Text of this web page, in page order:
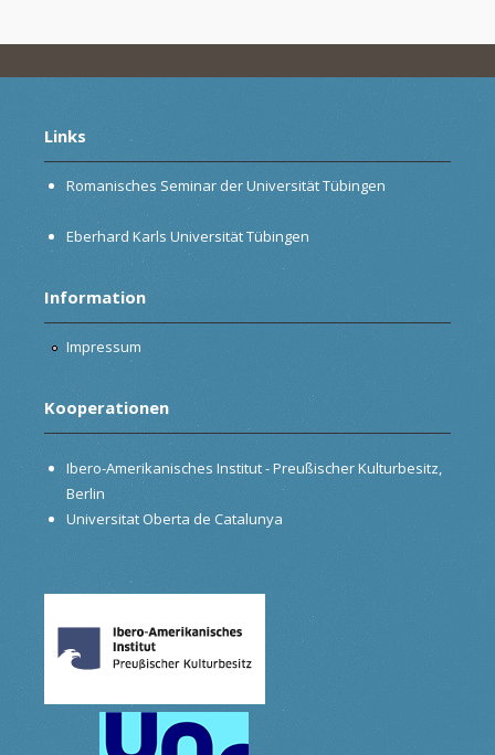
Links
Romanisches Seminar der Universität Tübingen
Eberhard Karls Universität Tübingen
Information
Impressum
Kooperationen
Ibero-Amerikanisches Institut - Preußischer Kulturbesitz,
Berlin
Universitat Oberta de Catalunya